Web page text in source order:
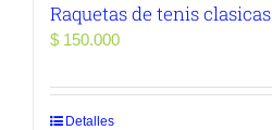
Raquetas de tenis clasicas
$ 150.000
Detalles